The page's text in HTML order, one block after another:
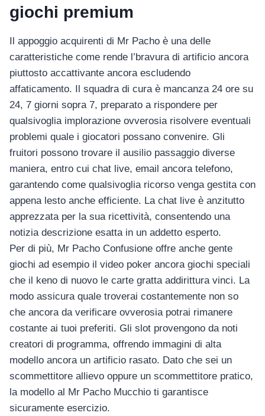
giochi premium
Il appoggio acquirenti di Mr Pacho è una delle
caratteristiche come rende l’bravura di artificio ancora
piuttosto accattivante ancora escludendo
affaticamento. Il squadra di cura è mancanza 24 ore su
24, 7 giorni sopra 7, preparato a rispondere per
qualsivoglia implorazione ovverosia risolvere eventuali
problemi quale i giocatori possano convenire. Gli
fruitori possono trovare il ausilio passaggio diverse
maniera, entro cui chat live, email ancora telefono,
garantendo come qualsivoglia ricorso venga gestita con
appena lesto anche efficiente. La chat live è anzitutto
apprezzata per la sua ricettività, consentendo una
notizia descrizione esatta in un addetto esperto.
Per di più, Mr Pacho Confusione offre anche gente
giochi ad esempio il video poker ancora giochi speciali
che il keno di nuovo le carte gratta addirittura vinci. La
modo assicura quale troverai costantemente non so
che ancora da verificare ovverosia potrai rimanere
costante ai tuoi preferiti. Gli slot provengono da noti
creatori di programma, offrendo immagini di alta
modello ancora un artificio rasato. Dato che sei un
scommettitore allievo oppure un scommettitore pratico,
la modello al Mr Pacho Mucchio ti garantisce
sicuramente esercizio.